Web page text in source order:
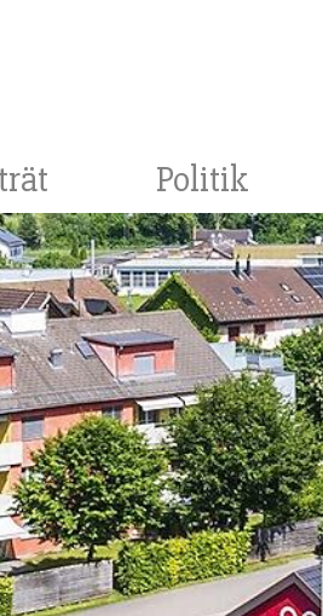
Politik